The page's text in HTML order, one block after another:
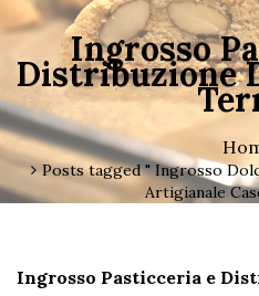
Ingrosso
Distribuzione
Posts tagged " Ingrosso
Artigianale
Ingrosso Pasticceria e